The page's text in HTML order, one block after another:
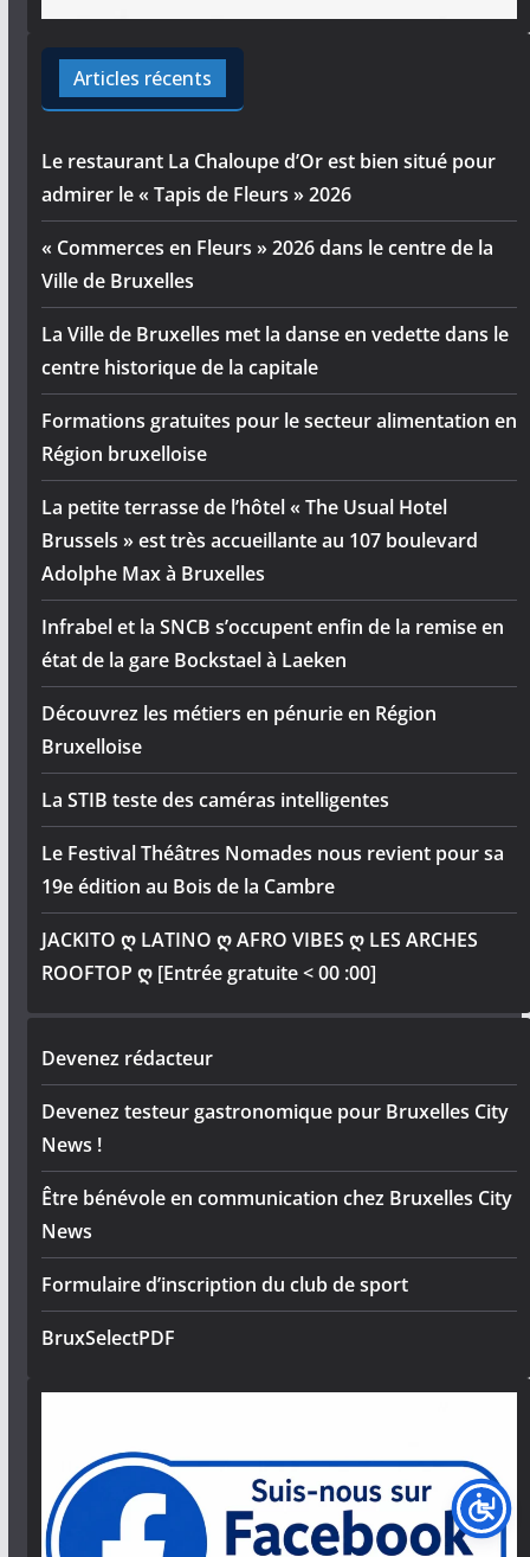
Articles récents
Le restaurant La Chaloupe d’Or est bien situé pour
admirer le « Tapis de Fleurs » 2026
« Commerces en Fleurs » 2026 dans le centre de la
Ville de Bruxelles
La Ville de Bruxelles met la danse en vedette dans le
centre historique de la capitale
Formations gratuites pour le secteur alimentation en
Région bruxelloise
La petite terrasse de l’hôtel « The Usual Hotel
Brussels » est très accueillante au 107 boulevard
Adolphe Max à Bruxelles
Infrabel et la SNCB s’occupent enfin de la remise en
état de la gare Bockstael à Laeken
Découvrez les métiers en pénurie en Région
Bruxelloise
La STIB teste des caméras intelligentes
Le Festival Théâtres Nomades nous revient pour sa
19e édition au Bois de la Cambre
JACKITO ღ LATINO ღ AFRO VIBES ღ LES ARCHES
ROOFTOP ღ [Entrée gratuite < 00 :00]
Devenez rédacteur
Devenez testeur gastronomique pour Bruxelles City
News !
Être bénévole en communication chez Bruxelles City
News
Formulaire d’inscription du club de sport
BruxSelectPDF